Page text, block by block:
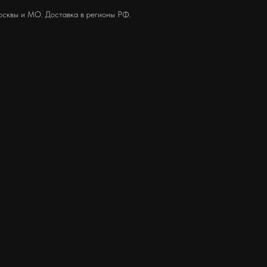
и МО. Доставка в регионы РФ.